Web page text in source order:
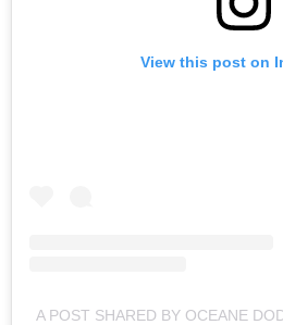
View this post on
A POST SHARED BY OCEANE